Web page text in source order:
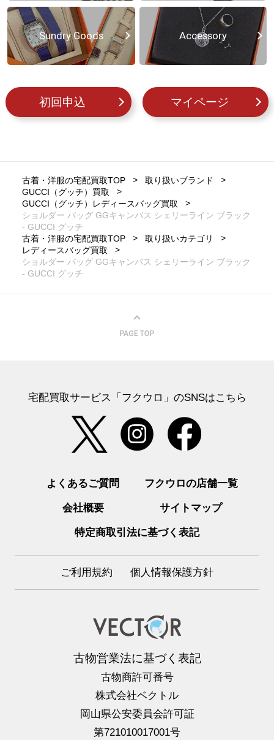
Sundry Goods Accessory
初回申込 マイページ
古着・洋服の宅配買取TOP
取り扱いブランド
GUCCI（グッチ）買取
GUCCI（グッチ）レディースバッグ買取
ショルダー バッグ GGキャンバス シェリーライン ブラック
- GUCCI グッチ
古着・洋服の宅配買取TOP
取り扱いカテゴリ
レディースバッグ買取
ショルダー バッグ GGキャンバス シェリーライン ブラック
- GUCCI グッチ
宅配買取サービス「フクウロ」のSNSはこちら
よくあるご質問 フクウロの店舗一覧
会社概要 サイトマップ
特定商取引法に基づく表記
ご利用規約 個人情報保護方針
古物営業法に基づく表記
古物商許可番号
株式会社ベクトル
岡山県公安委員会許可証
第721010017001号